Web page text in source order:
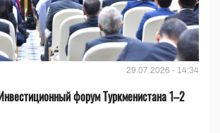
29.07.2026 - 14:34
форум Туркменистана 1–2